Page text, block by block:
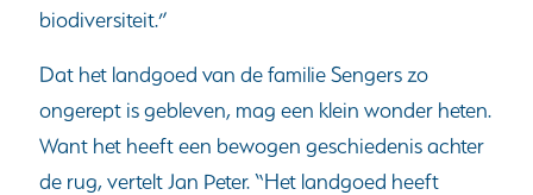
biodiversiteit.”
Dat het landgoed van de familie Sengers zo
ongerept is gebleven, mag een klein wonder heten.
Want het heeft een bewogen geschiedenis achter
de rug, vertelt Jan Peter. “Het landgoed heeft